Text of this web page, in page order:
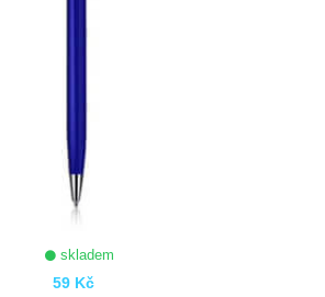
skladem
59 Kč